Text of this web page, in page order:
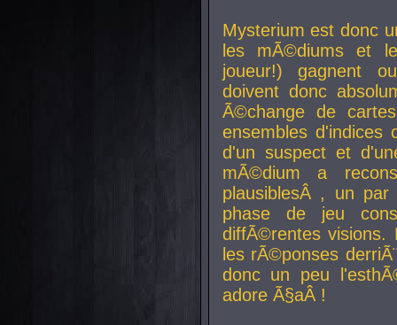
Mysterium est donc
les mÃ©diums et
joueur!) gagnent
doivent donc
Ã©change de
ensembles d'indices
d'un suspect et
mÃ©dium a
plausiblesÂ , un par
phase de jeu
diffÃ©rentes visions.
les rÃ©ponses
donc un peu
adore Ã§aÂ !